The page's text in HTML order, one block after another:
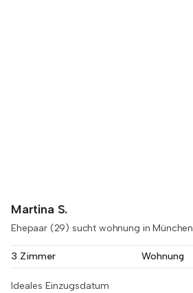
Martina S.
Ehepaar (29) sucht wohnung in München
3 Zimmer Wohnung
Ideales Einzugsdatum